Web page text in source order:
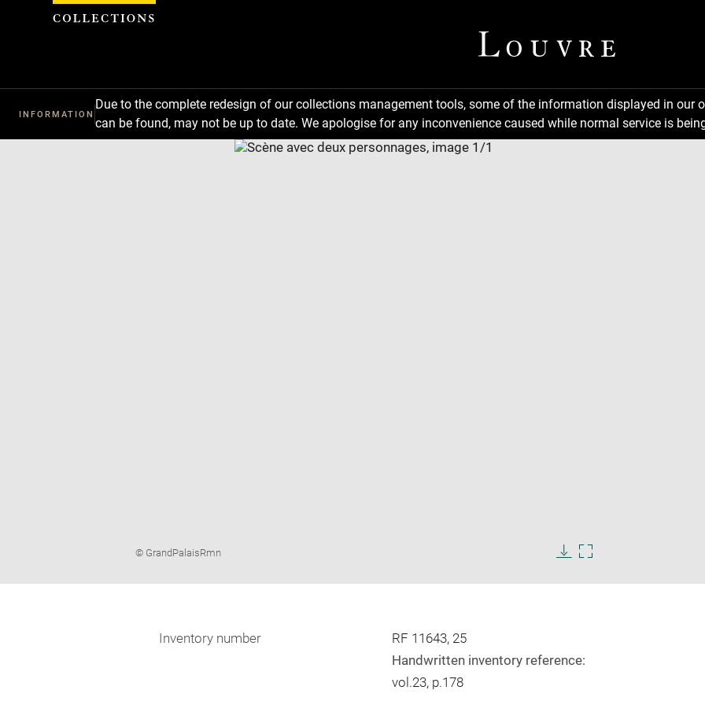
INFORMATION
Due to the complete redesign of our collections management tools, some of the information displayed in
can be found, may not be up to date. We apologise for any inconvenience caused while normal service is
new
Image
© GrandPalaisRmn
imageimage
Inventory number
RF 11643, 25
Handwritten inventory reference:
vol.23, p.178
Cookies management panel